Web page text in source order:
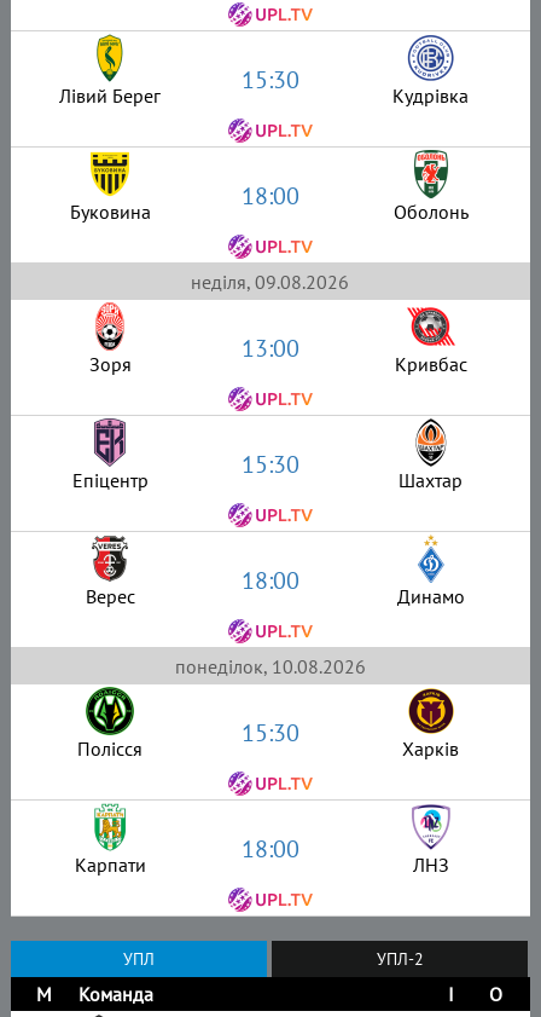
Лівий Берег 15:30 Кудрівка
Буковина 18:00 Оболонь
неділя, 09.08.2026
Зоря 13:00 Кривбас
Епіцентр 15:30 Шахтар
Верес 18:00 Динамо
понеділок, 10.08.2026
Полісся 15:30 Харків
Карпати 18:00 ЛНЗ
УПЛ УПЛ-2
М Команда І
О